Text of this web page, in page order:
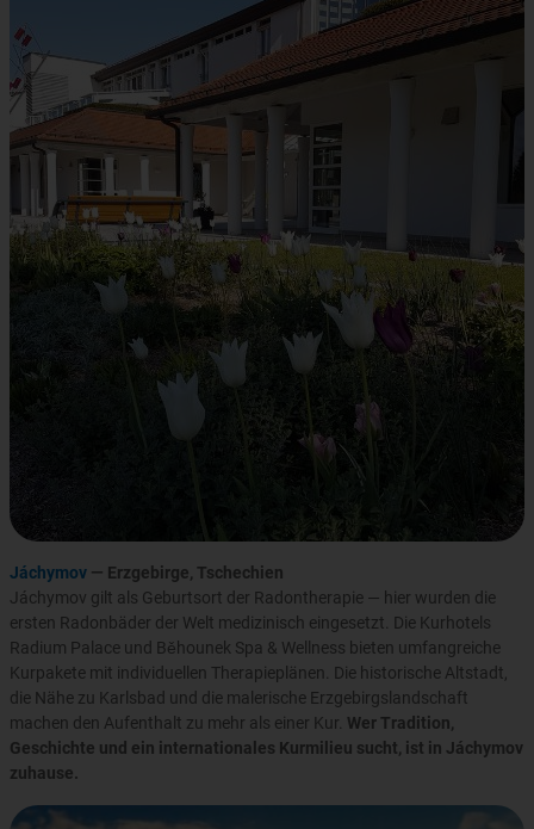
Jáchymov — Erzgebirge, Tschechien
Jáchymov gilt als Geburtsort der Radontherapie — hier wurden die
ersten Radonbäder der Welt medizinisch eingesetzt. Die Kurhotels
Radium Palace und Běhounek Spa & Wellness bieten umfangreiche
Kurpakete mit individuellen Therapieplänen. Die historische Altstadt,
die Nähe zu Karlsbad und die malerische Erzgebirgslandschaft
machen den Aufenthalt zu mehr als einer Kur. Wer Tradition,
Geschichte und ein internationales Kurmilieu sucht, ist in Jáchymov
zuhause.